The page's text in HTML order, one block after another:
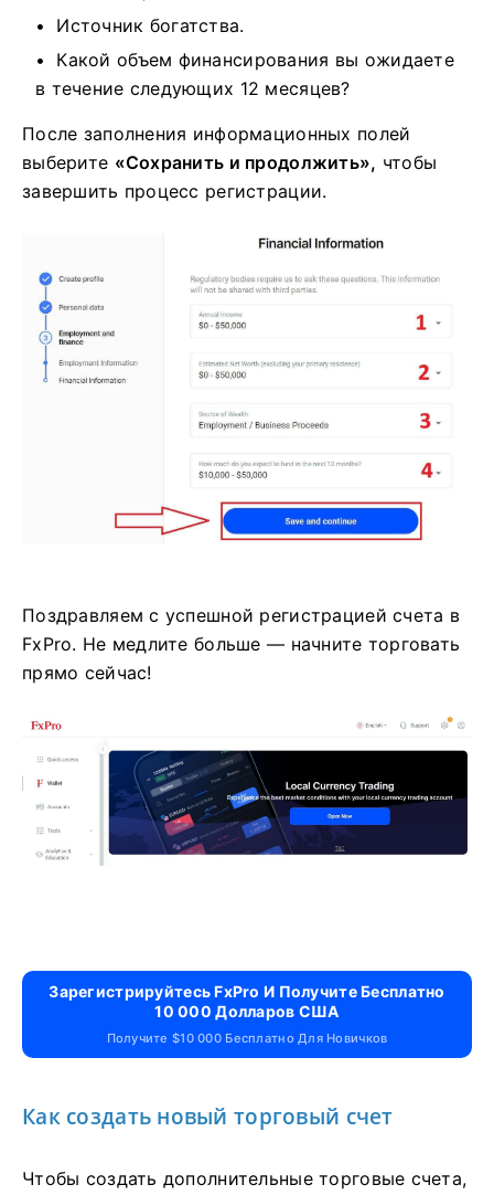
Источник богатства.
Какой объем финансирования вы ожидаете
в течение следующих 12 месяцев?
После заполнения информационных полей
выберите «Сохранить и продолжить», чтобы
завершить процесс регистрации.
Поздравляем с успешной регистрацией счета в
FxPro. Не медлите больше — начните торговать
прямо сейчас!
Зарегистрируйтесь FxPro И Получите Бесплатно
10 000 Долларов США
Получите $10 000 Бесплатно Для Новичков
Как создать новый торговый счет
Чтобы создать дополнительные торговые счета,